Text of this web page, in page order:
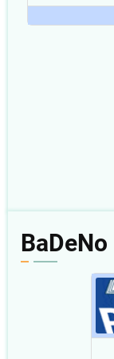
BaDeNo